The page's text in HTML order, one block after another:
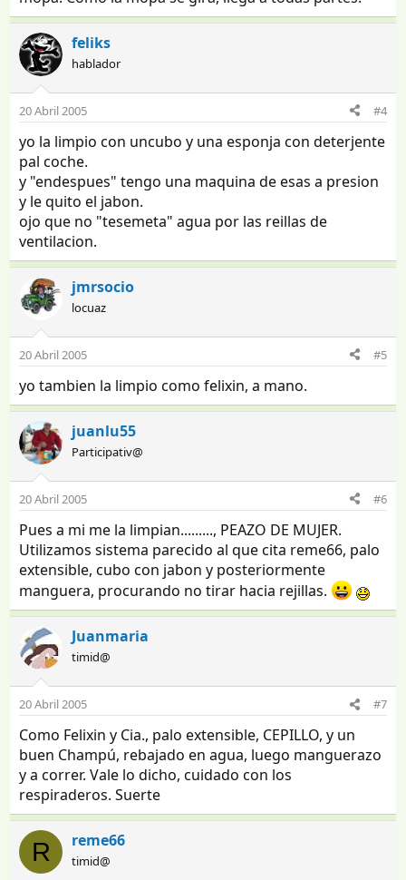
feliks
hablador
20 Abril 2005 #4
yo la limpio con uncubo y una esponja con deterjente
pal coche.
y "endespues" tengo una maquina de esas a presion
y le quito el jabon.
ojo que no "tesemeta" agua por las reillas de
ventilacion.
jmrsocio
locuaz
20 Abril 2005 #5
yo tambien la limpio como felixin, a mano.
juanlu55
Participativ@
20 Abril 2005 #6
Pues a mi me la limpian........., PEAZO DE MUJER.
Utilizamos sistema parecido al que cita reme66, palo
extensible, cubo con jabon y posteriormente
manguera, procurando no tirar hacia rejillas.
Juanmaria
timid@
20 Abril 2005 #7
Como Felixin y Cia., palo extensible, CEPILLO, y un
buen Champú, rebajado en agua, luego manguerazo
y a correr. Vale lo dicho, cuidado con los
respiraderos. Suerte
R reme66
timid@